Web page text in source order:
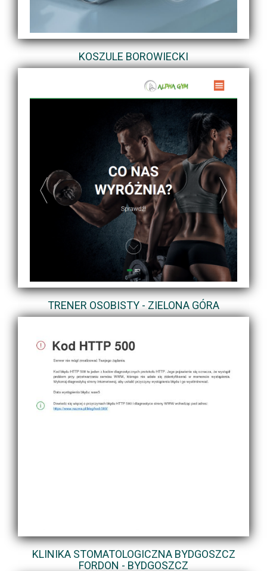
KOSZULE BOROWIECKI
TRENER OSOBISTY - ZIELONA GÓRA
KLINIKA STOMATOLOGICZNA BYDGOSZCZ
FORDON - BYDGOSZCZ